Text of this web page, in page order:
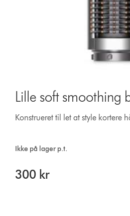
Lille soft smoothing
Konstrueret til let at style kortere
Ikke på lager p.t.
300 kr